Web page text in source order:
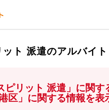
ット 派遣のアルバイ
ピリット 派遣」に関
区」に関する情報を表